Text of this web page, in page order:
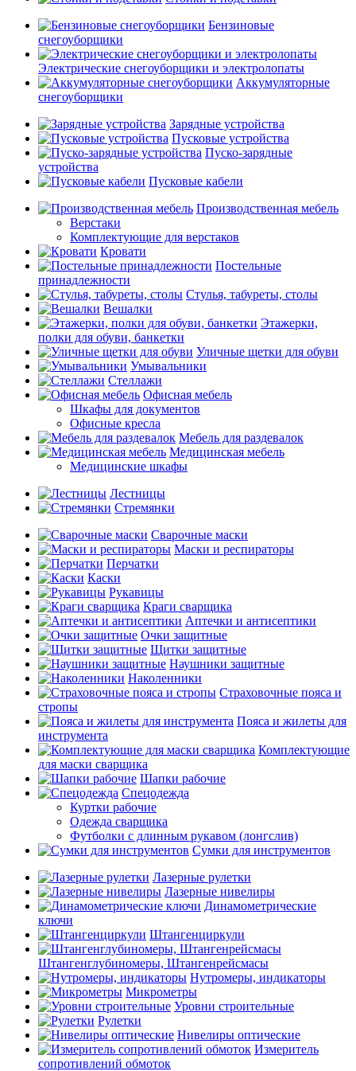
Бензиновые
снегоуборщики
Электрические снегоуборщики и электролопаты
Аккумуляторные
снегоуборщики
Зарядные устройства
Пусковые устройства
Пуско-зарядные
устройства
Пусковые кабели
Производственная мебель
Верстаки
Комплектующие для верстаков
Кровати
Постельные
принадлежности
Стулья, табуреты, столы
Вешалки
Этажерки,
полки для обуви, банкетки
Уличные щетки для обуви
Умывальники
Стеллажи
Офисная мебель
Шкафы для документов
Офисные кресла
Мебель для раздевалок
Медицинская мебель
Медицинские шкафы
Лестницы
Стремянки
Сварочные маски
Маски и респираторы
Перчатки
Каски
Рукавицы
Краги сварщика
Аптечки и антисептики
Очки защитные
Щитки защитные
Наушники защитные
Наколенники
Страховочные пояса и
стропы
Пояса и жилеты для
инструмента
Комплектующие
для маски сварщика
Шапки рабочие
Спецодежда
Куртки рабочие
Одежда сварщика
Футболки с длинным рукавом (лонгслив)
Сумки для инструментов
Лазерные рулетки
Лазерные нивелиры
Динамометрические
ключи
Штангенциркули
Штангенглубиномеры, Штангенрейсмасы
Нутромеры, индикаторы
Микрометры
Уровни строительные
Рулетки
Нивелиры оптические
Измеритель
сопротивлений обмоток